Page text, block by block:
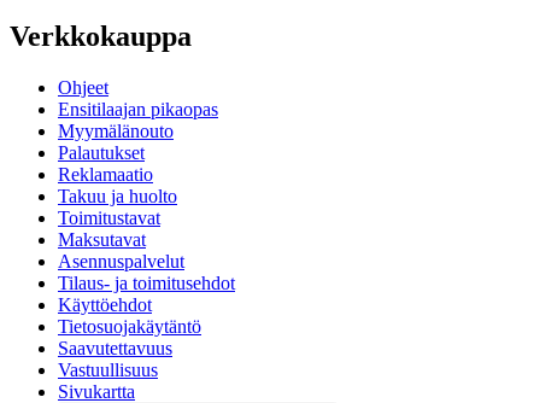
Verkkokauppa
Ohjeet
Ensitilaajan pikaopas
Myymälänouto
Palautukset
Reklamaatio
Takuu ja huolto
Toimitustavat
Maksutavat
Asennuspalvelut
Tilaus- ja toimitusehdot
Käyttöehdot
Tietosuojakäytäntö
Saavutettavuus
Vastuullisuus
Sivukartta